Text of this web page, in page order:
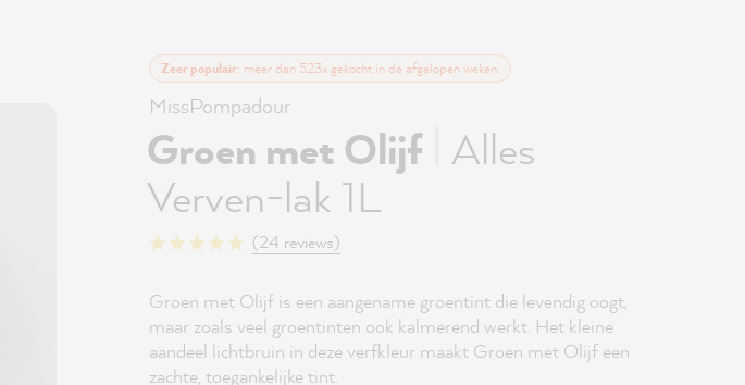
Zeer populair: meer dan 523x gekocht in de afgelopen weken.
MissPompadour
Groen met Olijf Alles
Verven-lak 1L
(24 reviews)
Groen met Olijf is een aangename groentint die levendig oogt,
maar zoals veel groentinten ook kalmerend werkt. Het kleine
aandeel lichtbruin in deze verfkleur maakt Groen met Olijf een
zachte, toegankelijke tint.